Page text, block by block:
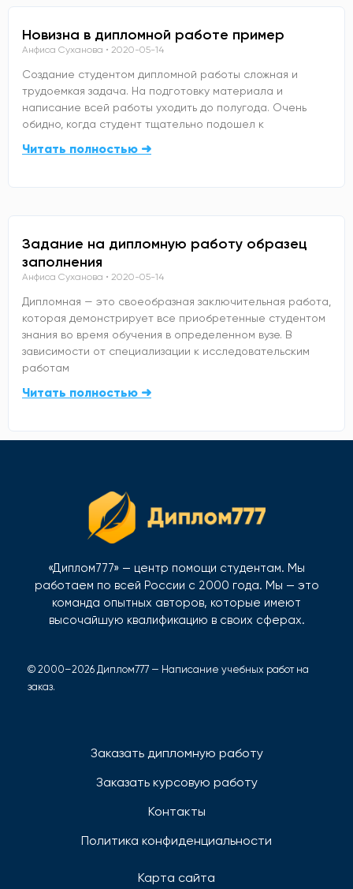
Новизна в дипломной работе пример
Анфиса Суханова 2020-05-14
Создание студентом дипломной работы сложная и
трудоемкая задача. На подготовку материала и
написание всей работы уходить до полугода. Очень
обидно, когда студент тщательно подошел к
Читать полностью ➜
Задание на дипломную работу образец
заполнения
Анфиса Суханова 2020-05-14
Дипломная — это своеобразная заключительная работа,
которая демонстрирует все приобретенные студентом
знания во время обучения в определенном вузе. В
зависимости от специализации к исследовательским
работам
Читать полностью ➜
«Диплом777» — центр помощи студентам. Мы
работаем по всей России с 2000 года. Мы — это
команда опытных авторов, которые имеют
высочайшую квалификацию в своих сферах.
© 2000–2026 Диплом777 — Написание учебных работ на
заказ.
Заказать дипломную работу
Заказать курсовую работу
Контакты
Политика конфиденциальности
Карта сайта